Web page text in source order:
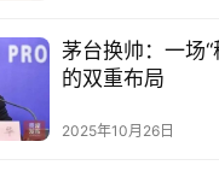
茅台换帅：一场“
的双重布局
2025年10月26日